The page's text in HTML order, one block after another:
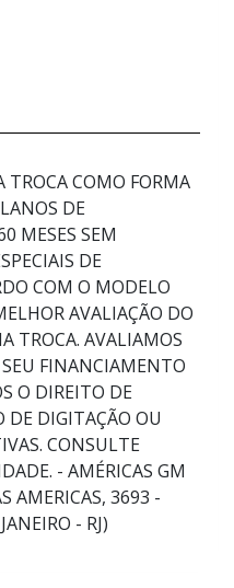
TROCA COMO FORMA
DE
MESES SEM
DE
COM O MODELO
AVALIAÇÃO DO
TROCA. AVALIAMOS
SEU FINANCIAMENTO
O DIREITO DE
DE DIGITAÇÃO OU
CONSULTE
- AMÉRICAS GM
AMERICAS, 3693 -
- RJ)